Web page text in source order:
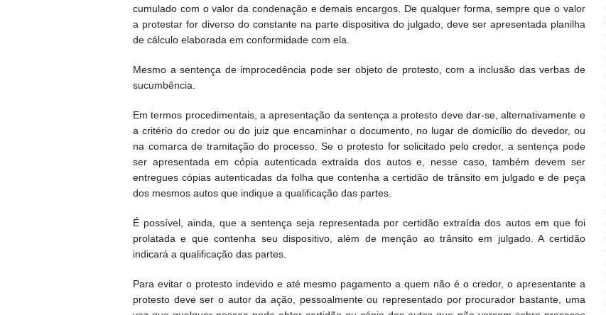
cumulado com o valor da condenação e demais encargos. De qualquer forma, sempre que o valor
a protestar for diverso do constante na parte dispositiva do julgado, deve ser apresentada planilha
de cálculo elaborada em conformidade com ela.
Mesmo a sentença de improcedência pode ser objeto de protesto, com a inclusão das verbas de
sucumbência.
Em termos procedimentais, a apresentação da sentença a protesto deve dar-se, alternativamente e
a critério do credor ou do juiz que encaminhar o documento, no lugar de domicílio do devedor, ou
na comarca de tramitação do processo. Se o protesto for solicitado pelo credor, a sentença pode
ser apresentada em cópia autenticada extraída dos autos e, nesse caso, também devem ser
entregues cópias autenticadas da folha que contenha a certidão de trânsito em julgado e de peça
dos mesmos autos que indique a qualificação das partes.
É possível, ainda, que a sentença seja representada por certidão extraída dos autos em que foi
prolatada e que contenha seu dispositivo, além de menção ao trânsito em julgado. A certidão
indicará a qualificação das partes.
Para evitar o protesto indevido e até mesmo pagamento a quem não é o credor, o apresentante a
protesto deve ser o autor da ação, pessoalmente ou representado por procurador bastante, uma